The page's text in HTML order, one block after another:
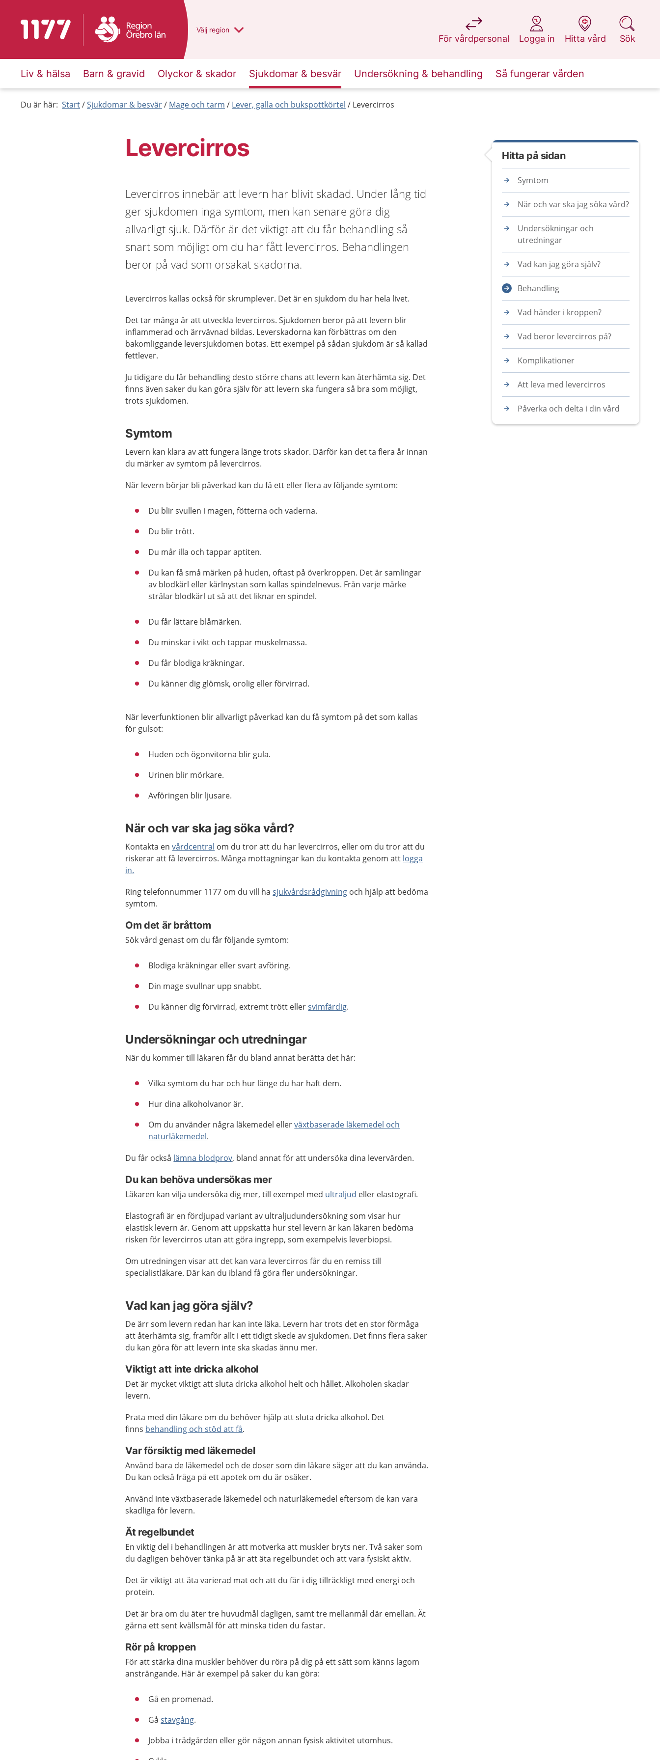
Till startsidan för 1177 Du har valt region
Välj en annan
region
För vårdpersonal
på 1177.se
Logga in
på 1177.se
Hitta vård
på 1177.se
Sök
på 1177.se
Liv & hälsa Barn & gravid Olyckor & skador Sjukdomar & besvär Undersökning & behandling Så fungerar vården
Du är här: Start Sjukdomar & besvär Mage och tarm Lever, galla och bukspottkörtel Levercirros
Levercirros
Levercirros innebär att levern har blivit skadad. Under lång tid
ger sjukdomen inga symtom, men kan senare göra dig
allvarligt sjuk. Därför är det viktigt att du får behandling så
snart som möjligt om du har fått levercirros. Behandlingen
beror på vad som orsakat skadorna.
Levercirros kallas också för skrumplever. Det är en sjukdom du har hela livet.
Det tar många år att utveckla levercirros. Sjukdomen beror på att levern blir
inflammerad och ärrvävnad bildas. Leverskadorna kan förbättras om den
bakomliggande leversjukdomen botas. Ett exempel på sådan sjukdom är så kallad
fettlever.
Ju tidigare du får behandling desto större chans att levern kan återhämta sig. Det
finns även saker du kan göra själv för att levern ska fungera så bra som möjligt,
trots sjukdomen.
Symtom
Levern kan klara av att fungera länge trots skador. Därför kan det ta flera år innan
du märker av symtom på levercirros.
När levern börjar bli påverkad kan du få ett eller flera av följande symtom:
Du blir svullen i magen, fötterna och vaderna.
Du blir trött.
Du mår illa och tappar aptiten.
Du kan få små märken på huden, oftast på överkroppen. Det är samlingar
av blodkärl eller kärlnystan som kallas spindelnevus. Från varje märke
strålar blodkärl ut så att det liknar en spindel.
Du får lättare blåmärken.
Du minskar i vikt och tappar muskelmassa.
Du får blodiga kräkningar.
Du känner dig glömsk, orolig eller förvirrad.
När leverfunktionen blir allvarligt påverkad kan du få symtom på det som kallas
för gulsot:
Huden och ögonvitorna blir gula.
Urinen blir mörkare.
Avföringen blir ljusare.
När och var ska jag söka vård?
Kontakta envårdcentral om du tror att du har levercirros, eller om du tror att du
riskerar att få levercirros. Många mottagningar kan du kontakta genom att logga
in.
Ring telefonnummer 1177 om du vill hasjukvårdsrådgivning och hjälp att bedöma
symtom.
Om det är bråttom
Sök vård genast om du får följande symtom:
Blodiga kräkningar eller svart avföring.
Din mage svullnar upp snabbt.
Du känner dig förvirrad, extremt trött ellersvimfärdig.
Undersökningar och utredningar
När du kommer till läkaren får du bland annat berätta det här:
Vilka symtom du har och hur länge du har haft dem.
Hur dina alkoholvanor är.
Om du använder några läkemedel ellerväxtbaserade läkemedel och
naturläkemedel.
Du får också lämna blodprov, bland annat för att undersöka dina levervärden.
Du kan behöva undersökas mer
Läkaren kan vilja undersöka dig mer, till exempel med ultraljud eller elastografi.
Elastografi är en fördjupad variant av ultraljudundersökning som visar hur
elastisk levern är. Genom att uppskatta hur stel levern är kan läkaren bedöma
risken för levercirros utan att göra ingrepp, som exempelvis leverbiopsi.
Om utredningen visar att det kan vara levercirros får du en remiss till
specialistläkare. Där kan du ibland få göra fler undersökningar.
Vad kan jag göra själv?
De ärr som levern redan har kan inte läka. Levern har trots det en stor förmåga
att återhämta sig, framför allt i ett tidigt skede av sjukdomen. Det finns flera saker
du kan göra för att levern inte ska skadas ännu mer.
Viktigt att inte dricka alkohol
Det är mycket viktigt att sluta dricka alkohol helt och hållet. Alkoholen skadar
levern.
Prata med din läkare om du behöver hjälp att sluta dricka alkohol. Det
finns behandling och stöd att få.
Var försiktig med läkemedel
Använd bara de läkemedel och de doser som din läkare säger att du kan använda.
Du kan också fråga på ett apotek om du är osäker.
Använd inte växtbaserade läkemedel och naturläkemedel eftersom de kan vara
skadliga för levern.
Ät regelbundet
En viktig del i behandlingen är att motverka att muskler bryts ner. Två saker som
du dagligen behöver tänka på är att äta regelbundet och att vara fysiskt aktiv.
Det är viktigt att äta varierad mat och att du får i dig tillräckligt med energi och
protein.
Det är bra om du äter tre huvudmål dagligen, samt tre mellanmål där emellan. Ät
gärna ett sent kvällsmål för att minska tiden du fastar.
Rör på kroppen
För att stärka dina muskler behöver du röra på dig på ett sätt som känns lagom
ansträngande. Här är exempel på saker du kan göra:
Gå en promenad.
Gåstavgång.
Jobba i trädgården eller gör någon annan fysisk aktivitet utomhus.
Hitta på sidan
Symtom
När och var ska jag söka vård?
Undersökningar och
utredningar
Vad kan jag göra själv?
Behandling
Vad händer i kroppen?
Vad beror levercirros på?
Komplikationer
Att leva med levercirros
Påverka och delta i din vård